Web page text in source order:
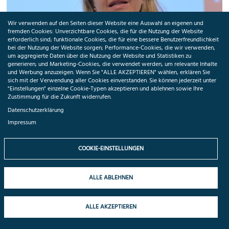
PRESSEMITTEILUNG
Nationales Digital Health Symposium 2023: Wie
digital werden wir wirklich?
12.12.2023
Die Digitalisierung des Gesundheits­wesens schreitet dynamisch voran.
Wir verwenden auf den Seiten dieser Website eine Auswahl an eigenen und
fremden Cookies: Unverzichtbare Cookies, die für die Nutzung der Website
erforderlich sind; funktionale Cookies, die für eine bessere Benutzerfreundlichkeit
bei der Nutzung der Website sorgen; Performance-Cookies, die wir verwenden,
um aggregierte Daten über die Nutzung der Website und Statistiken zu
generieren; und Marketing-Cookies, die verwendet werden, um relevante Inhalte
und Werbung anzuzeigen. Wenn Sie "ALLE AKZEPTIEREN" wählen, erklären Sie
sich mit der Verwendung aller Cookies einverstanden. Sie können jederzeit unter
"Einstellungen" einzelne Cookie-Typen akzeptieren und ablehnen sowie Ihre
Zustimmung für die Zukunft widerrufen.
Datenschutzerklärung
Impressum
COOKIE-EINSTELLUNGEN
ALLE ABLEHNEN
ALLE AKZEPTIEREN